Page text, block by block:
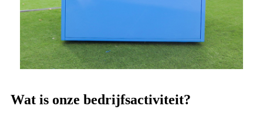
Wat is onze bedrijfsactiviteit?